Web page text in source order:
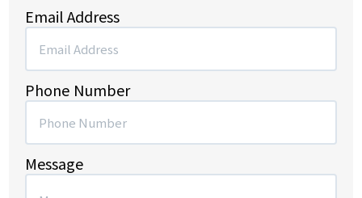
Email Address
Phone Number
Message